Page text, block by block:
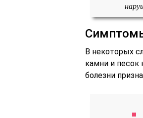
В некоторых
камни и песок
болезни